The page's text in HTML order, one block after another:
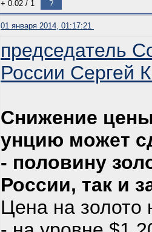
+ 0.02 / 1 ?
01 января 2014, 01:17:21
председатель
России Сергей
Снижение
унцию может
- половину
России, так и
Цена на золото